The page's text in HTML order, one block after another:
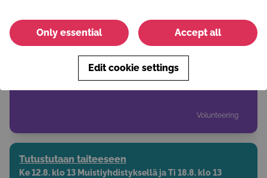
MIKKELI: Tietovisailua
Tietovisailua
Volunteering
Tutustutaan taiteeseen
Ke 12.8. klo 13 Muistiyhdistyksellä ja Ti 18.8. klo 13
Only essential Accept all
Edit cookie settings